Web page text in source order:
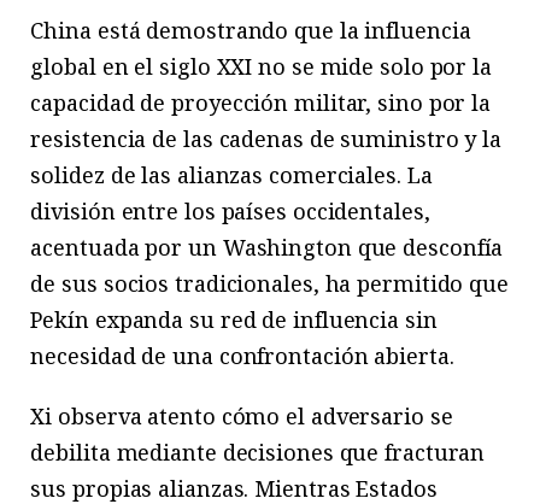
China está demostrando que la influencia
global en el siglo XXI no se mide solo por la
capacidad de proyección militar, sino por la
resistencia de las cadenas de suministro y la
solidez de las alianzas comerciales. La
división entre los países occidentales,
acentuada por un Washington que desconfía
de sus socios tradicionales, ha permitido que
Pekín expanda su red de influencia sin
necesidad de una confrontación abierta.
Xi observa atento cómo el adversario se
debilita mediante decisiones que fracturan
sus propias alianzas. Mientras Estados